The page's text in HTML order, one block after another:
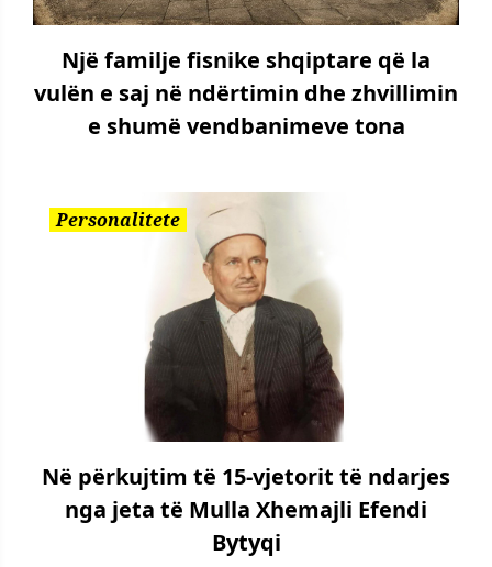
Një familje fisnike shqiptare që la
vulën e saj në ndërtimin dhe zhvillimin
e shumë vendbanimeve tona
Personalitete
Në përkujtim të 15-vjetorit të ndarjes
nga jeta të Mulla Xhemajli Efendi
Bytyqi